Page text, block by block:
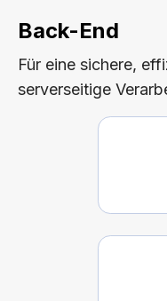
Back-End
Für eine sichere,
serverseitige